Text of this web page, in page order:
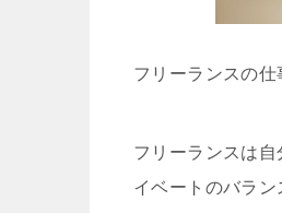
フリーランスの仕
フリーランスは
イベートのバラン